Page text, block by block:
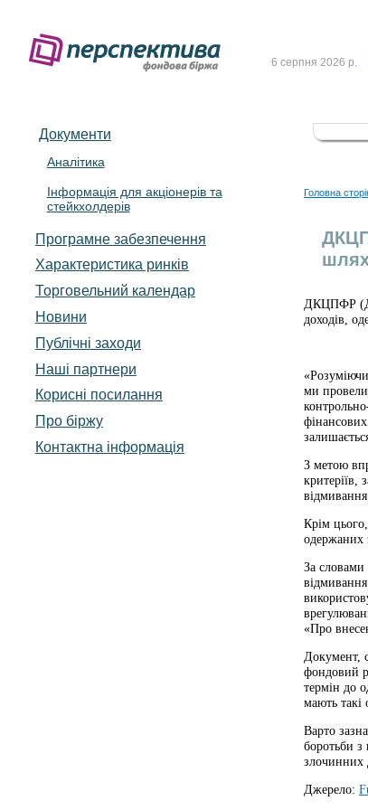
6 серпня 2026 р.
5 серпня 2026 р.
4 серпня 2026 р.
Документи
Аналітика
Інформація для акціонерів та
стейкхолдерів
Програмне забезпечення
Характеристика pинків
Торговельний календар
Новини
Публічні заходи
Наші партнери
Корисні посилання
Про біржу
Контактна інформація
Головна
ДКЦПФР
доходів,
ми провели
З метою
критеріїв,
Крім
одержаних
За словами
«Про
Документ,
фондовий
термін до
мають такі
Варто
боротьби з
злочинних
Джерело: